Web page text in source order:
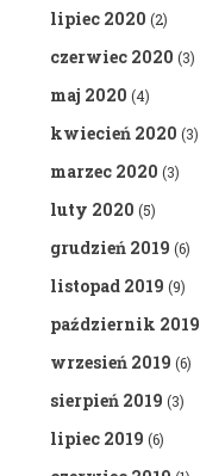
lipiec 2020 (2)
czerwiec 2020 (3)
maj 2020 (4)
kwiecień 2020 (3)
marzec 2020 (3)
luty 2020 (5)
grudzień 2019 (6)
listopad 2019 (9)
październik 2019
wrzesień 2019 (6)
sierpień 2019 (3)
lipiec 2019 (6)